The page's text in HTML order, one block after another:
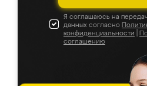
Я соглашаюсь на
данных согласно
конфиденциальности
соглашению